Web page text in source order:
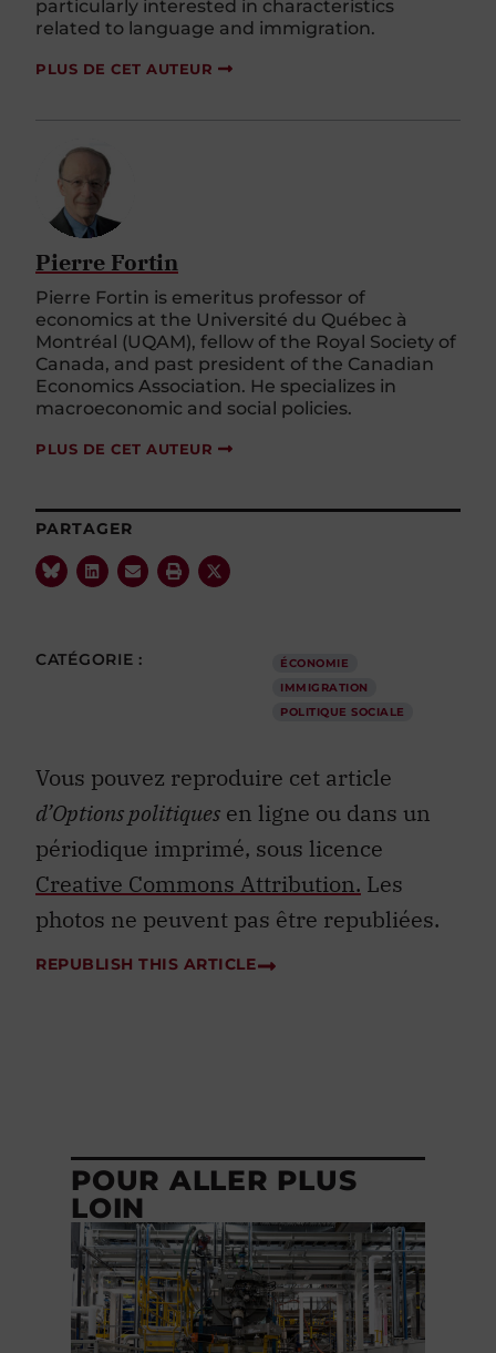
particularly interested in characteristics
related to language and immigration.
PLUS DE CET AUTEUR
Pierre Fortin
Pierre Fortin is emeritus professor of
economics at the Université du Québec à
Montréal (UQAM), fellow of the Royal Society of
Canada, and past president of the Canadian
Economics Association. He specializes in
macroeconomic and social policies.
PLUS DE CET AUTEUR
PARTAGER
CATÉGORIE :
ÉCONOMIE
IMMIGRATION
POLITIQUE SOCIALE
Vous pouvez reproduire cet article
d’Options politiques en ligne ou dans un
périodique imprimé, sous licence
Creative Commons Attribution. Les
photos ne peuvent pas être republiées.
REPUBLISH THIS ARTICLE
POUR ALLER PLUS
LOIN